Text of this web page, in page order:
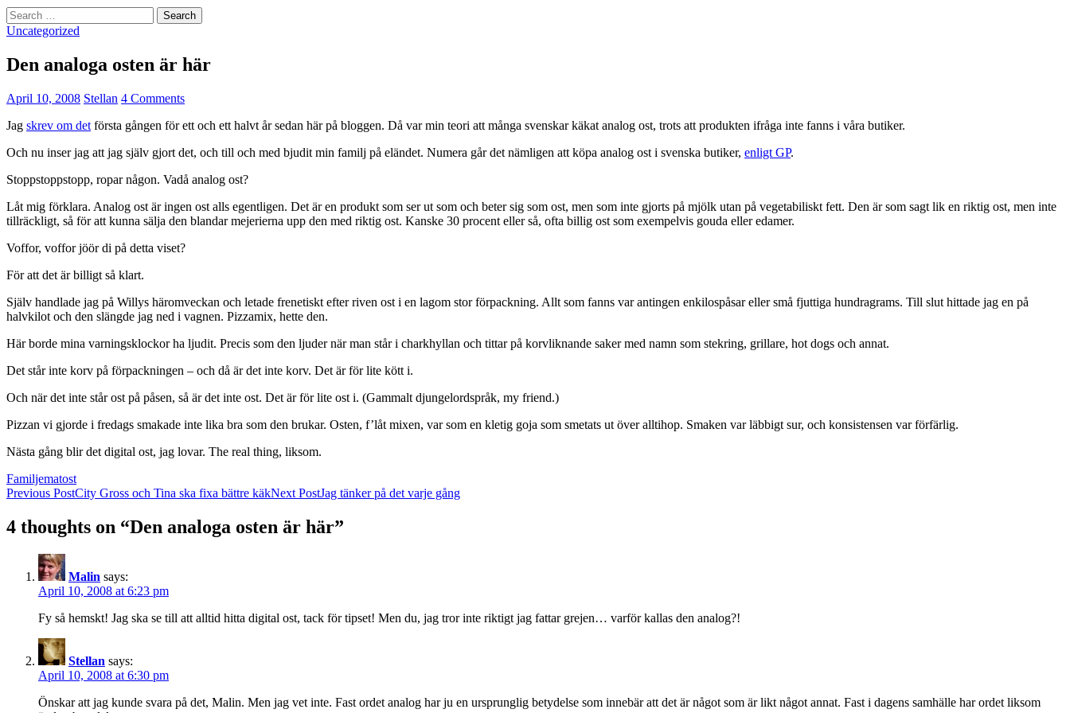
Search
for:
Uncategorized
Den analoga osten är här
April 10, 2008 Stellan 4 Comments
Jag skrev om det första gången för ett och ett halvt år sedan här på bloggen. Då var min teori att många svenskar käkat analog ost, trots att produkten ifråga inte fanns i våra butiker.
Och nu inser jag att jag själv gjort det, och till och med bjudit min familj på eländet. Numera går det nämligen att köpa analog ost i svenska butiker, enligt GP.
Stoppstoppstopp, ropar någon. Vadå analog ost?
Låt mig förklara. Analog ost är ingen ost alls egentligen. Det är en produkt som ser ut som och beter sig som ost, men som inte gjorts på mjölk utan på vegetabiliskt fett. Den är som sagt lik en riktig ost, men inte
tillräckligt, så för att kunna sälja den blandar mejerierna upp den med riktig ost. Kanske 30 procent eller så, ofta billig ost som exempelvis gouda eller edamer.
Voffor, voffor jöör di på detta viset?
För att det är billigt så klart.
Själv handlade jag på Willys häromveckan och letade frenetiskt efter riven ost i en lagom stor förpackning. Allt som fanns var antingen enkilospåsar eller små fjuttiga hundragrams. Till slut hittade jag en på
halvkilot och den slängde jag ned i vagnen. Pizzamix, hette den.
Här borde mina varningsklockor ha ljudit. Precis som den ljuder när man står i charkhyllan och tittar på korvliknande saker med namn som stekring, grillare, hot dogs och annat.
Det står inte korv på förpackningen – och då är det inte korv. Det är för lite kött i.
Och när det inte står ost på påsen, så är det inte ost. Det är för lite ost i. (Gammalt djungelordspråk, my friend.)
Pizzan vi gjorde i fredags smakade inte lika bra som den brukar. Osten, f’låt mixen, var som en kletig goja som smetats ut över alltihop. Smaken var läbbigt sur, och konsistensen var förfärlig.
Nästa gång blir det digital ost, jag lovar. The real thing, liksom.
Familjematost
Post
navigation
Previous PostCity Gross och Tina ska fixa bättre käkNext PostJag tänker på det varje gång
4 thoughts on “Den analoga osten är här”
Malin says:
April 10, 2008 at 6:23 pm
Fy så hemskt! Jag ska se till att alltid hitta digital ost, tack för tipset! Men du, jag tror inte riktigt jag fattar grejen… varför kallas den analog?!
Stellan says:
April 10, 2008 at 6:30 pm
Önskar att jag kunde svara på det, Malin. Men jag vet inte. Fast ordet analog har ju en ursprunglig betydelse som innebär att det är något som är likt något annat. Fast i dagens samhälle har ordet liksom